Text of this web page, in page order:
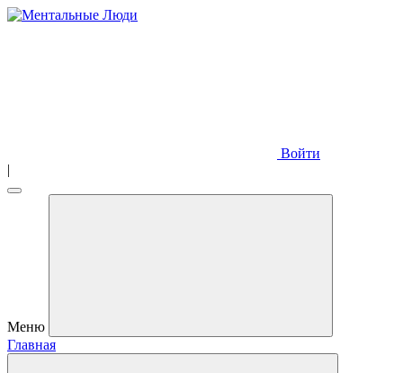
Войти
|
Меню
Главная